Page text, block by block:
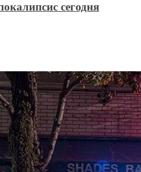
сегодня